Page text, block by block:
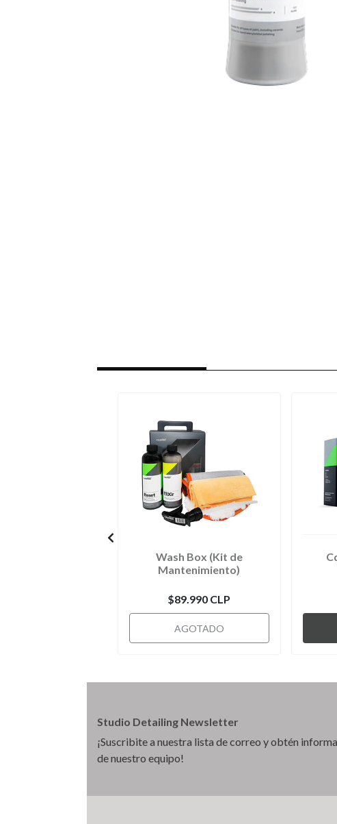
Wash Box (Kit de
Mantenimiento)
$89.990 CLP
AGOTADO
Studio Detailing Newsletter
¡Suscribite a nuestra lista de correo y obtén
de nuestro equipo!